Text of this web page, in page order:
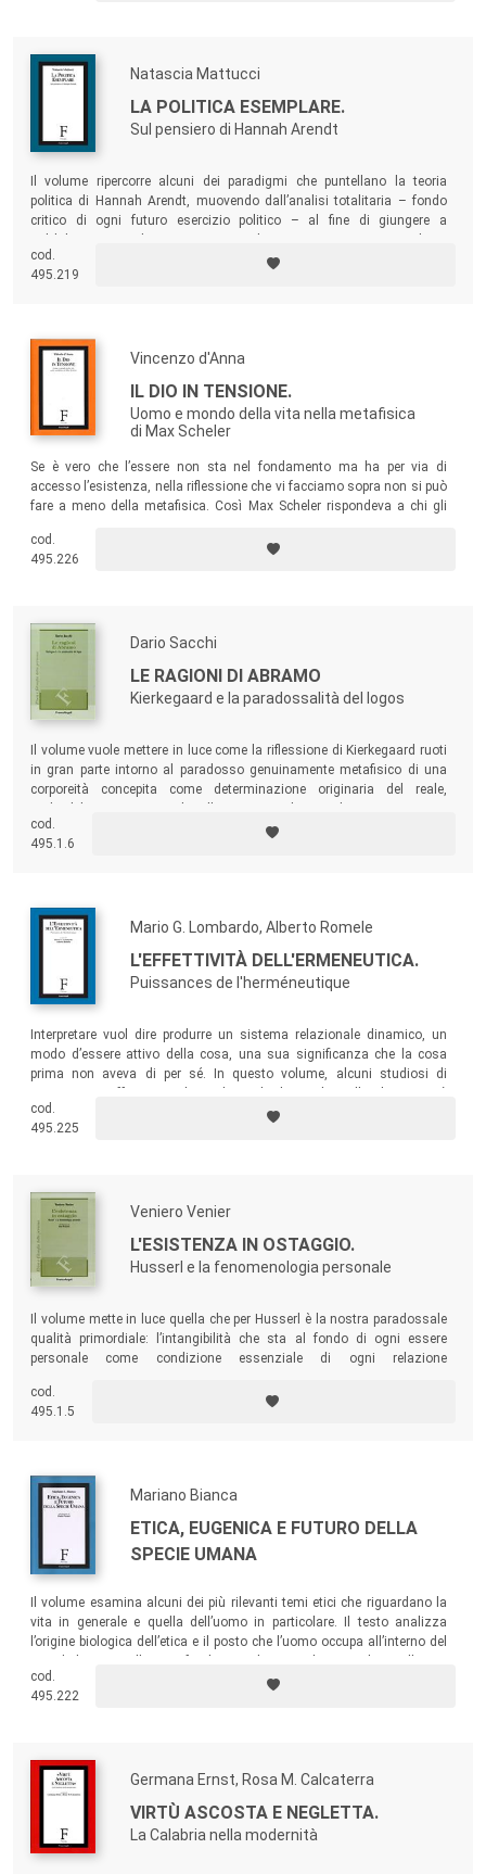
Natascia Mattucci
LA POLITICA ESEMPLARE.
Sul pensiero di Hannah Arendt
Il volume ripercorre alcuni dei paradigmi che puntellano la teoria
politica di Hannah Arendt, muovendo dall’analisi totalitaria – fondo
critico di ogni futuro esercizio politico – al fine di giungere a
relazionale: il mondo comune, la responsabilità, il giudizio e la
partecipazione.
cod.
495.219
Vincenzo d'Anna
IL DIO IN TENSIONE.
Uomo e mondo della vita nella metafisica
di Max Scheler
Se è vero che l’essere non sta nel fondamento ma ha per via di
accesso l’esistenza, nella riflessione che vi facciamo sopra non si può
fare a meno della metafisica. Così Max Scheler rispondeva a chi gli
mondo della vita e il mondo dello spirito sono ben distinti: se l’uomo
partecipa dell’uno come dell’altro, nondimeno, nell’uomo, essi
cod.
495.226
Dario Sacchi
LE RAGIONI DI ABRAMO
Kierkegaard e la paradossalità del logos
Il volume vuole mettere in luce come la riflessione di Kierkegaard ruoti
in gran parte intorno al paradosso genuinamente metafisico di una
corporeità concepita come determinazione originaria del reale,
l’autentico fondamento dell’eroica ma non irragionevole “fede di
Abramo”, tratteggiata dal filosofo in
cod.
495.1.6
Mario G. Lombardo, Alberto Romele
L'EFFETTIVITÀ DELL'ERMENEUTICA.
Puissances de l'herméneutique
Interpretare vuol dire produrre un sistema relazionale dinamico, un
modo d’essere attivo della cosa, una sua significanza che la cosa
prima non aveva di per sé. In questo volume, alcuni studiosi di
diventato un campo vastissimo d’indagine.
cod.
495.225
Veniero Venier
L'ESISTENZA IN OSTAGGIO.
Husserl e la fenomenologia personale
Il volume mette in luce quella che per Husserl è la nostra paradossale
qualità primordiale: l’intangibilità che sta al fondo di ogni essere
personale come condizione essenziale di ogni relazione
anche una trascendenza incolmabile che non potrà mai avere, a
differenza della percezione della cosa, una piena soddisfazione.
cod.
495.1.5
Mariano Bianca
ETICA, EUGENICA E FUTURO DELLA
SPECIE UMANA
Il volume esamina alcuni dei più rilevanti temi etici che riguardano la
vita in generale e quella dell’uomo in particolare. Il testo analizza
l’origine biologica dell’etica e il posto che l’uomo occupa all’interno del
in generale e a quella di ogni singolo uomo.
cod.
495.222
Germana Ernst, Rosa M. Calcaterra
VIRTÙ ASCOSTA E NEGLETTA.
La Calabria nella modernità